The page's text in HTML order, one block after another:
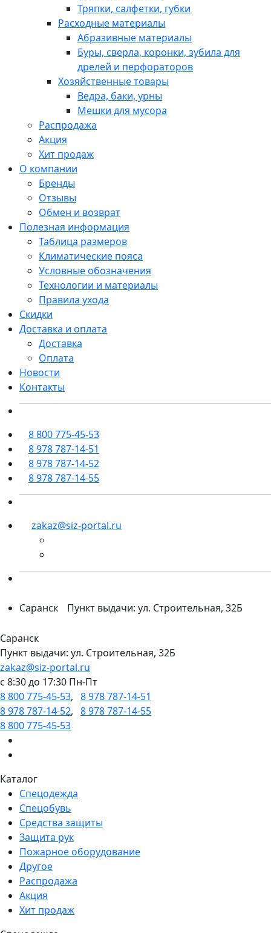
Тряпки, салфетки, губки
Расходные материалы
Абразивные материалы
Буры, сверла, коронки, зубила для
дрелей и перфораторов
Хозяйственные товары
Ведра, баки, урны
Мешки для мусора
Распродажа
Акция
Хит продаж
О компании
Бренды
Отзывы
Обмен и возврат
Полезная информация
Таблица размеров
Климатические пояса
Условные обозначения
Технологии и материалы
Правила ухода
Скидки
Доставка и оплата
Доставка
Оплата
Новости
Контакты
8 800 775-45-53
8 978 787-14-51
8 978 787-14-52
8 978 787-14-55
zakaz@siz-portal.ru
Саранск Пункт выдачи: ул. Строительная, 32Б
Саранск
Пункт выдачи: ул. Строительная, 32Б
zakaz@siz-portal.ru
c 8:30 до 17:30 Пн-Пт
8 800 775-45-53, 8 978 787-14-51
8 978 787-14-52, 8 978 787-14-55
8 800 775-45-53
Каталог
Спецодежда
Спецобувь
Средства защиты
Защита рук
Пожарное оборудование
Другое
Распродажа
Акция
Хит продаж